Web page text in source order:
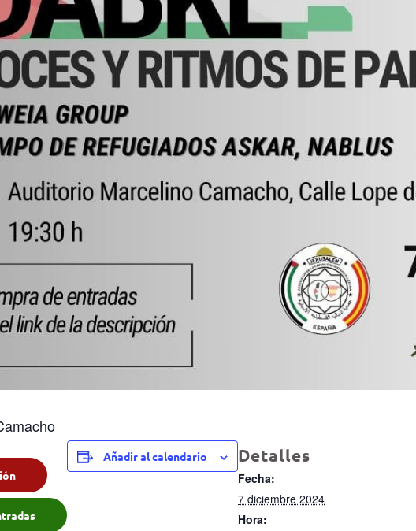
Añadir al calendario Detalles
Fecha:
7 diciembre 2024
Hora: